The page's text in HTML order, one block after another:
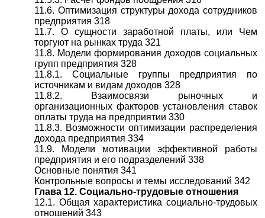
11.6. Оптимизация структуры дохода сотрудников
предприятия 318
11.7. О сущности заработной платы, или Чем
торгуют на рынках труда 321
11.8. Модели формирования доходов социальных
групп предприятия 328
11.8.1. Социальные группы предприятия по
источникам и видам доходов 328
11.8.2. Взаимосвязи рыночных и
организационных факторов установления ставок
оплаты труда на предприятии 330
11.8.3. Возможности оптимизации распределения
дохода предприятия 334
11.9. Модели мотивации эффективной работы
предприятия и его подразделений 338
Основные понятия 341
Контрольные вопросы и темы исследований 342
Глава 12. Социально-трудовые отношения
12.1. Общая характеристика социально-трудовых
отношений 343